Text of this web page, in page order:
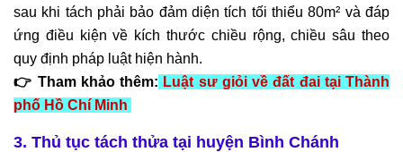
sau khi tách phải bảo đảm diện tích tối thiểu 80m² và đáp
ứng điều kiện về kích thước chiều rộng, chiều sâu theo
quy định pháp luật hiện hành.
👉 Tham khảo thêm: Luật sư giỏi về đất đai tại Thành
phố Hồ Chí Minh
3. Thủ tục tách thửa tại huyện Bình Chánh